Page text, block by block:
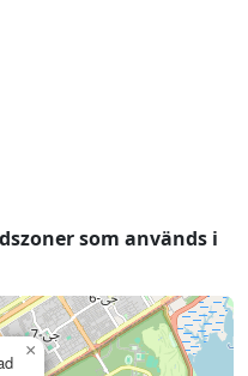
som används i
×